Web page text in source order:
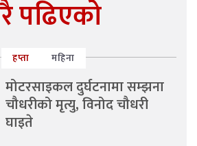
पढिएको
हप्ता महिना
मोटरसाइकल दुर्घटनामा सम्झना
चौधरीको मृत्यु, विनोद चौधरी
घाइते